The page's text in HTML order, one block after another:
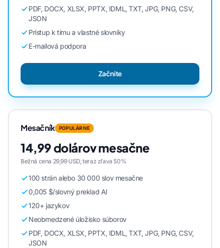
PDF, DOCX, XLSX, PPTX, IDML, TXT, JPG, PNG, CSV,
JSON
Prístup k tímu a vlastné slovníky
E-mailová podpora
Začnite
Mesačník POPULÁRNE
14,99 dolárov mesačne
Bežná cena 29,99 USD, teraz zľava 50%
100 strán alebo 30 000 slov mesačne
0,005 $/slovný preklad AI
120+ jazykov
Neobmedzené úložisko súborov
PDF, DOCX, XLSX, PPTX, IDML, TXT, JPG, PNG, CSV,
JSON